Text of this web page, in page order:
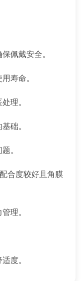
佩戴安全。
寿命。
理。
础。
。
合度较好且角膜
理。
度。